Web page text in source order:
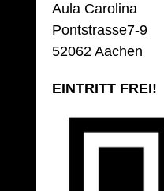
Aula Carolina
Pontstrasse7-9
52062 Aachen
EINTRITT FREI!